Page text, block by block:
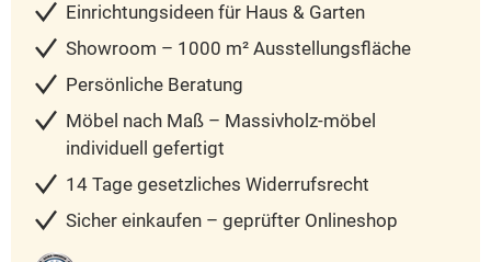
Einrichtungsideen für Haus & Garten
Showroom – 1000 m² Ausstellungsfläche
Persönliche Beratung
Möbel nach Maß – Massivholz-möbel
individuell gefertigt
14 Tage gesetzliches Widerrufsrecht
Sicher einkaufen – geprüfter Onlineshop